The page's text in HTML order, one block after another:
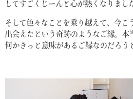
してすごくじーんと心が熱くなりまし
そして色々なことを乗り越えて、今こ
出会えたという奇跡のようなご縁。本
何かきっと意味があるご縁なのだろう